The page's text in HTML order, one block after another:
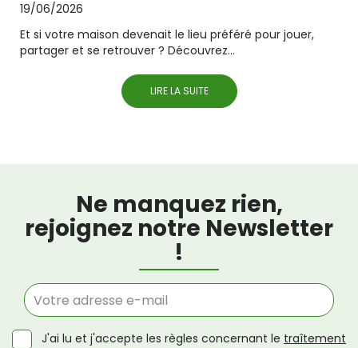
19/06/2026
Et si votre maison devenait le lieu préféré pour jouer,
partager et se retrouver ? Découvrez...
LIRE LA SUITE
Ne manquez rien,
rejoignez notre Newsletter
!
J'ai lu et j'accepte les règles concernant le traîtement